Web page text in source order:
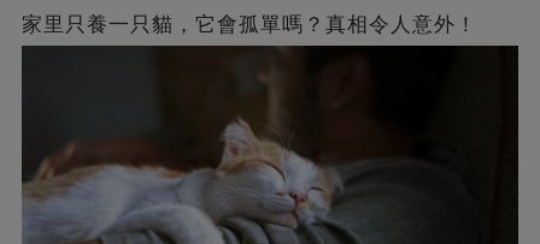
家里只養一只貓，它會孤單嗎？真相令人意外！